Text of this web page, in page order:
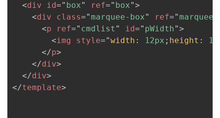
客
论
的
我
<div id=" box" ref=" box">
<div class=" marquee-box" ref=" marquee
<p ref=" cmdlist " id=" pWidth">
<img style="width : 12px ; height :
</p>
</div>
</div>
</template>